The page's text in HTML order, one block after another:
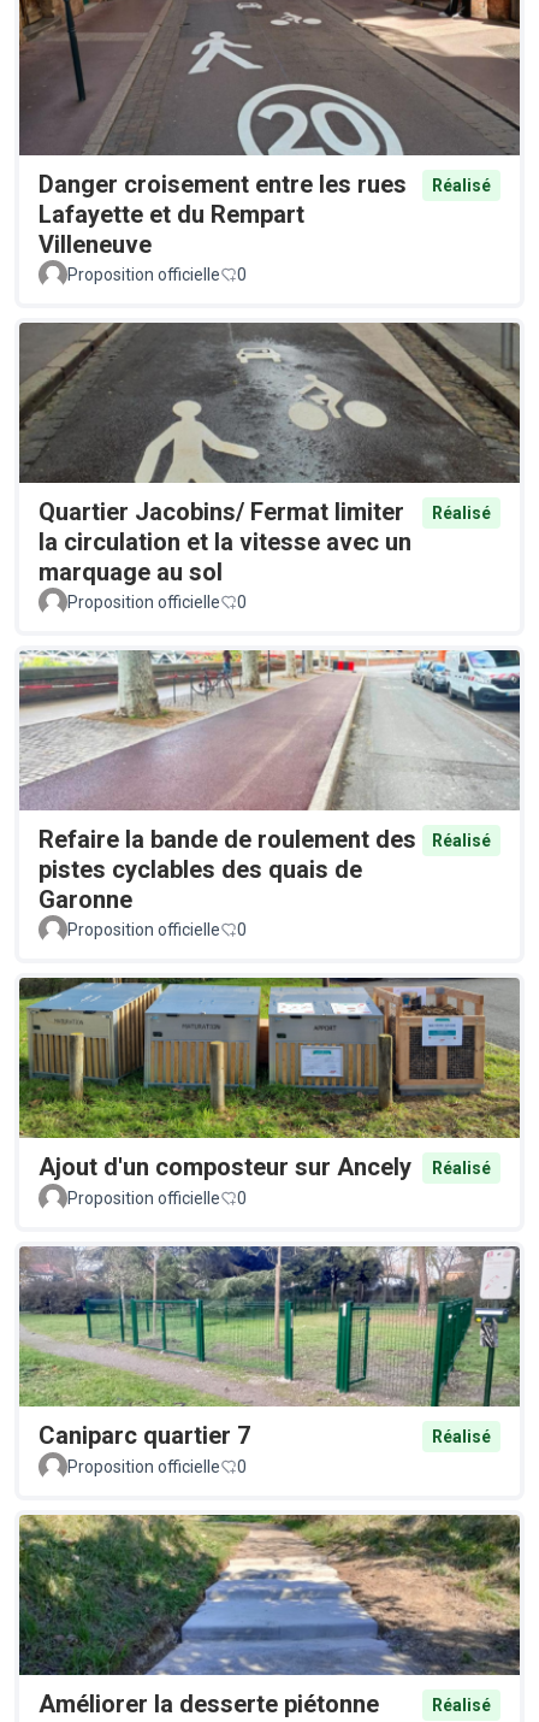
Danger croisement entre les rues
Lafayette et du Rempart
Villeneuve
Réalisé
Proposition officielle 0
Quartier Jacobins/ Fermat limiter
la circulation et la vitesse avec un
marquage au sol
Réalisé
Proposition officielle 0
Refaire la bande de roulement des
pistes cyclables des quais de
Garonne
Réalisé
Proposition officielle 0
Ajout d'un composteur sur Ancely
Réalisé
Proposition officielle
0
Caniparc quartier 7
Réalisé
Proposition officielle
0
Améliorer la desserte piétonne
Réalisé